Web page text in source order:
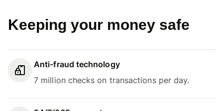
Keeping your money safe
Anti-fraud technology
7 million checks on transactions per day.